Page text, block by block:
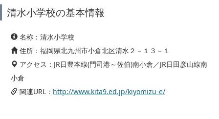
清水小学校の基本情報
名称：清水小学校
住所：福岡県北九州市小倉北区清水２－１３－１
アクセス：JR日豊本線(門司港～佐伯)南小倉／JR日田彦山線南
小倉
関連URL： http://www.kita9.ed.jp/kiyomizu-e/